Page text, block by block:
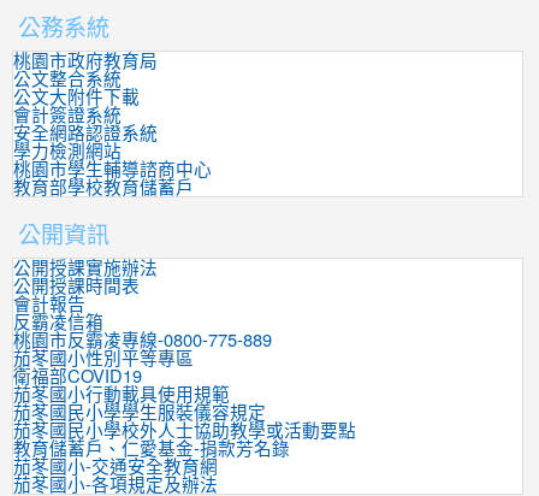
公務系統
桃園市政府教育局
公文整合系統
公文大附件下載
會計簽證系統
安全網路認證系統
學力檢測網站
桃園市學生輔導諮商中心
教育部學校教育儲蓄戶
公開資訊
公開授課實施辦法
公開授課時間表
會計報告
反霸凌信箱
桃園市反霸凌專線-0800-775-889
茄苳國小性別平等專區
衛福部COVID19
茄苳國小行動載具使用規範
茄苳國民小學學生服裝儀容規定
茄苳國民小學校外人士協助教學或活動要點
教育儲蓄戶、仁愛基金-捐款芳名錄
茄苳國小-交通安全教育網
茄苳國小-各項規定及辦法